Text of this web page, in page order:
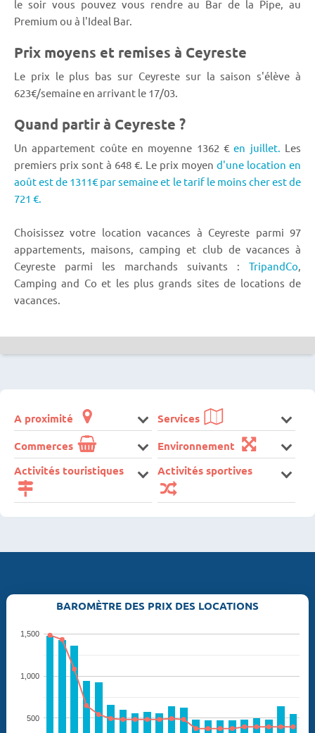
le soir vous pouvez vous rendre au Bar de la Pipe, au
Premium ou à l'Ideal Bar.
Prix moyens et remises à Ceyreste
Le prix le plus bas sur Ceyreste sur la saison s'élève à
623€/semaine en arrivant le 17/03.
Quand partir à Ceyreste ?
Un appartement coûte en moyenne 1362 €en juillet. Les
premiers prix sont à 648 €. Le prix moyen d'une location en
août est de 1311€ par semaine et le tarif le moins cher est de
721 €.
Choisissez votre location vacances à Ceyreste parmi 97
appartements, maisons, camping et club de vacances à
Ceyreste parmi les marchands suivants : TripandCo,
Camping and Co et les plus grands sites de locations de
vacances.
A proximité
Services
Commerces
Environnement
Activités touristiques
Activités sportives
BAROMÈTRE DES PRIX DES LOCATIONS
500
1,000
1,500